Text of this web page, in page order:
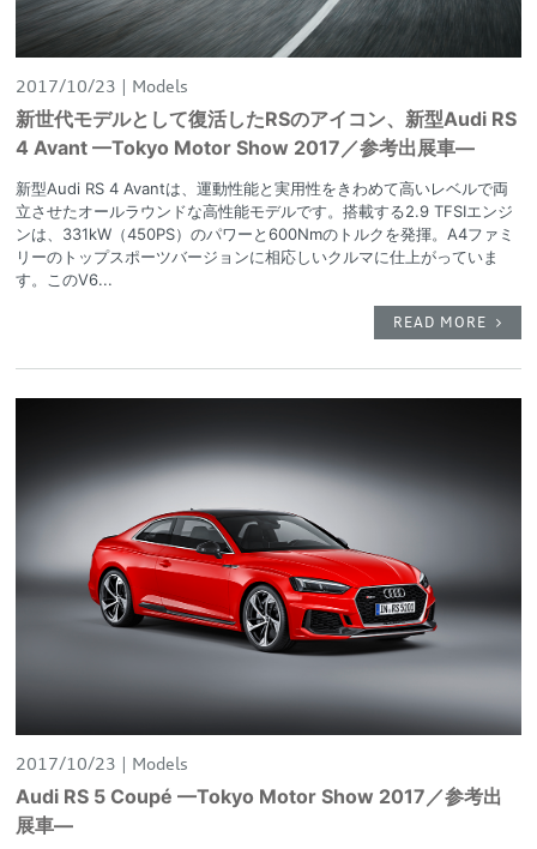
2017/10/23 Models
新世代モデルとして復活したRSのアイコン、新型Audi RS
4 Avant —Tokyo Motor Show 2017／参考出展車—
新型Audi RS 4 Avantは、運動性能と実用性をきわめて高いレベルで両
立させたオールラウンドな高性能モデルです。搭載する2.9 TFSIエンジ
ンは、331kW（450PS）のパワーと600Nmのトルクを発揮。A4ファミ
リーのトップスポーツバージョンに相応しいクルマに仕上がっていま
す。このV6...
READ MORE
2017/10/23 Models
Audi RS 5 Coupé —Tokyo Motor Show 2017／参考出
展車—